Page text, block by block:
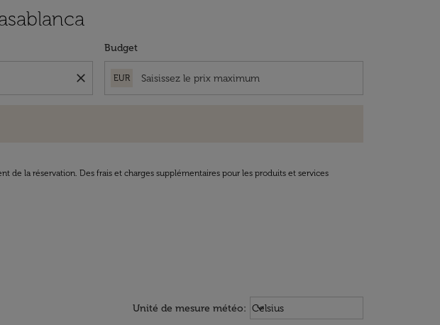
close
Budget
EUR
de la réservation. Des frais et charges supplémentaires pour les produits et services
Unité de mesure météo: Weather unit option Celsius
Celsius
keyboard_arrow_down